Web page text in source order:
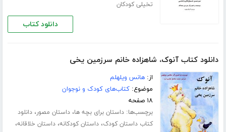
تخیلی کودکان
دانلود کتاب
دانلود کتاب آنوک، شاهزاده خانم سرزمین یخی
از:هانس ویلهلم
موضوع:کتاب‌های کودک و نوجوان
۱۸ صفحه
برچسب‌ها:داستان برای بچه ها،داستان مصور،دانلود
کتاب داستان کودک،داستان کودکانه،داستان خلاقانه،